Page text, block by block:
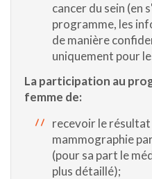
cancer du sein (en
programme, les
de manière
uniquement pour
La participation au
femme de:
recevoir le
mammographie
(pour sa part le
plus détaillé);